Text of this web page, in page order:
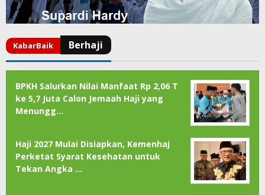
BPKH Salurkan Nilai Manfaat Rp 2,06 T
ke 5,7 Juta Calon Jemaah Haji yang
Menungg…
Haji 2027 Mulai Disiapkan, Kemenhaj
Perketat Syarat Kesehatan untuk
Tekan Angka …